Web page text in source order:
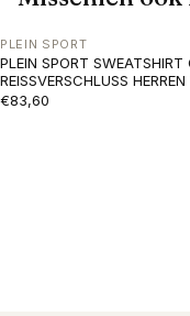
PLEIN SPORT
PLEIN SPORT SWEATSHIRT
REISSVERSCHLUSS HERREN
€83,60